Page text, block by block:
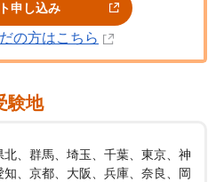
申し込み
の方はこちら
験地
、群馬、埼玉、千葉、東京、神
、京都、大阪、兵庫、奈良、岡